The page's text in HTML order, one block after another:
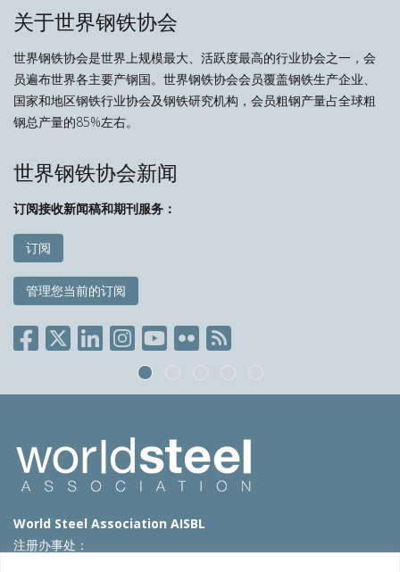
关于世界钢铁协会
世界钢铁协会是世界上规模最大、活跃度最高的行业协会之一，会
员遍布世界各主要产钢国。世界钢铁协会会员覆盖钢铁生产企业、
国家和地区钢铁行业协会及钢铁研究机构，会员粗钢产量占全球粗
钢总产量的85%左右。
世界钢铁协会新闻
订阅接收新闻稿和期刊服务：
订阅
管理您当前的订阅
World Steel Association AISBL
注册办事处：